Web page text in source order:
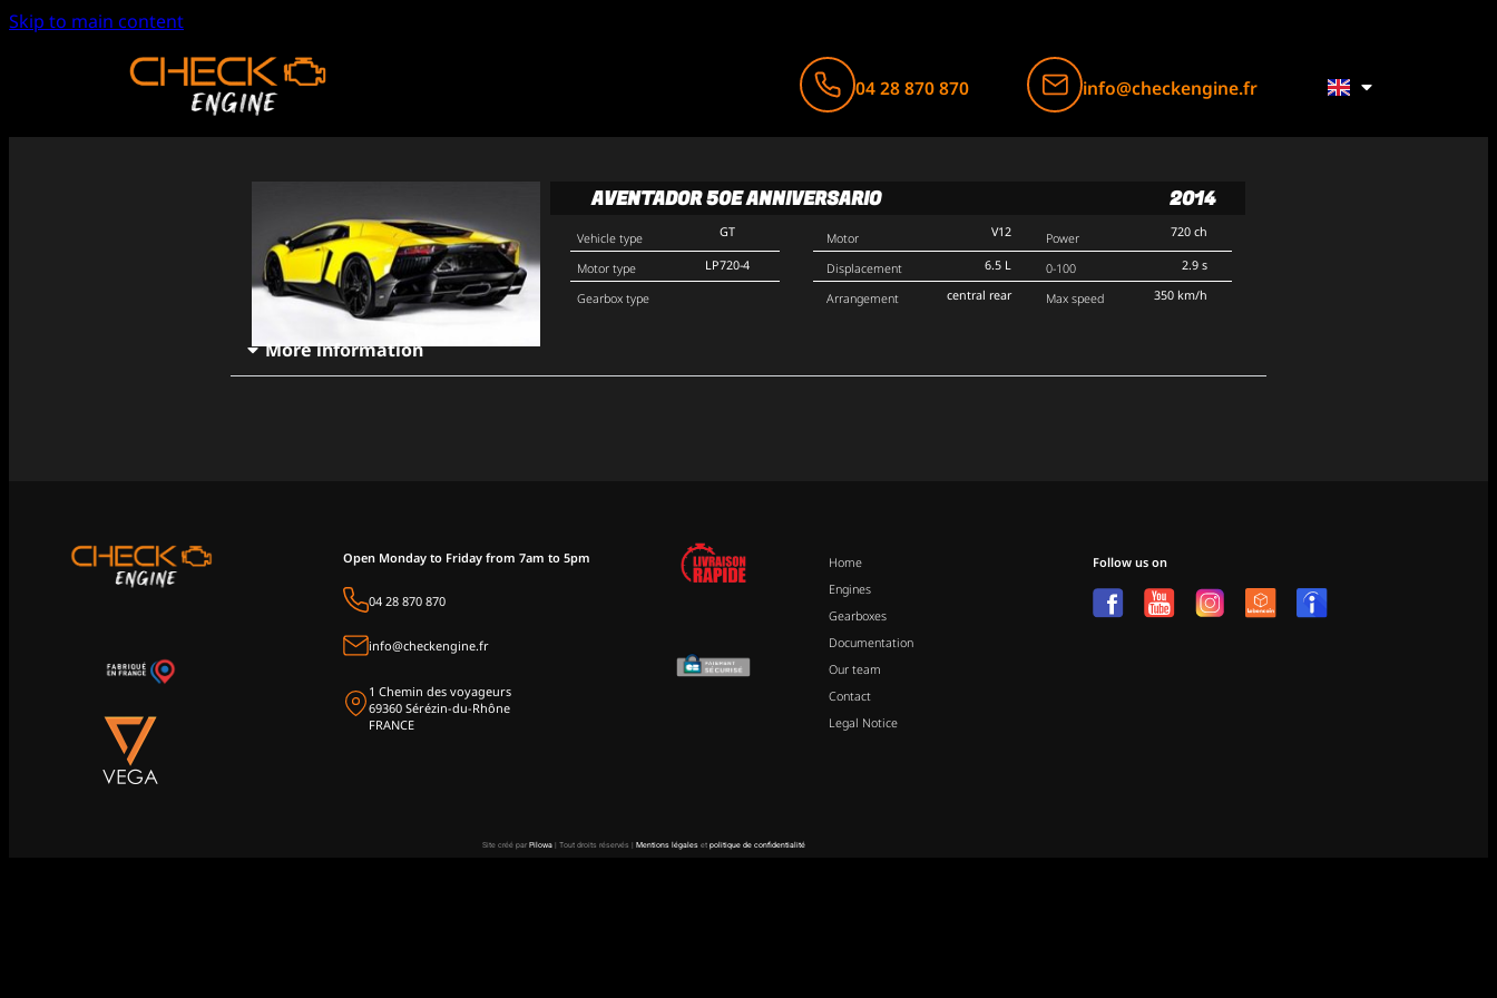
Skip to main content
04 28 870 870 info@checkengine.fr
AVENTADOR 50E ANNIVERSARIO 2014
Vehicle type
Motor type
Gearbox type
GT
LP720-4
Motor
Displacement
Arrangement
V12
6.5 L
central rear
Power
0-100
Max speed
720 ch
2.9 s
350 km/h
More information
Open Monday to Friday from 7am to 5pm
04 28 870 870
info@checkengine.fr
1 Chemin des voyageurs
69360 Sérézin-du-Rhône
FRANCE
Home
Engines
Gearboxes
Documentation
Our team
Contact
Legal Notice
Follow us on
Site créé par Pilowa | Tout droits réservés | Mentions légales et politique de confidentialité